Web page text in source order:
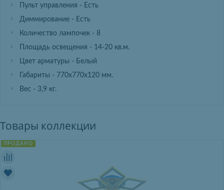
Пульт управления - Есть
Диммирование - Есть
Количество лампочек - 8
Площадь освещения - 14-20 кв.м.
Цвет арматуры - Белый
Габариты - 770х770х120 мм.
Вес - 3,9 кг.
Товары коллекции
ПРОДАНО